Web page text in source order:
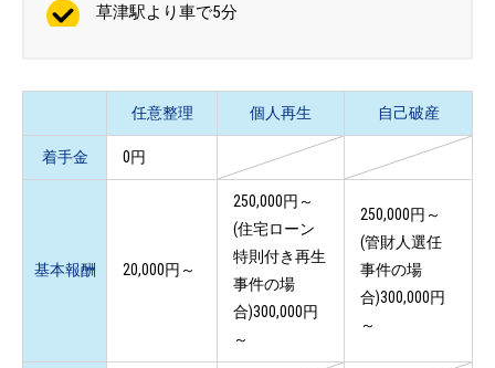
草津駅より車で5分
任意整理 個人再生 自己破産
着手金 0円
基本報酬 20,000円～
250,000円～
(住宅ローン
特則付き再生
事件の場
合)300,000円
～
250,000円～
(管財人選任
事件の場
合)300,000円
～